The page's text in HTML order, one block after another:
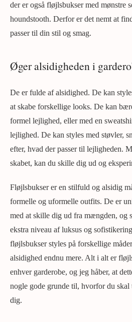
der er også fløjlsbukser med mønstre
houndstooth. Derfor er det nemt at
passer til din stil og smag.
Øger alsidigheden i
De er fulde af alsidighed. De kan
at skabe forskellige looks. De kan
formel lejlighed, eller med en
lejlighed. De kan styles med støvler,
efter, hvad der passer til lejligheden.
skabet, kan du skille dig ud og
Fløjlsbukser er en stilfuld og alsidig
formelle og uformelle outfits. De er
med at skille dig ud fra mængden, og
ekstra niveau af luksus og
fløjlsbukser styles på forskellige
alsidighed endnu mere. Alt i alt er
enhver garderobe, og jeg håber, at
nogle gode grunde til, hvorfor du skal
dig.